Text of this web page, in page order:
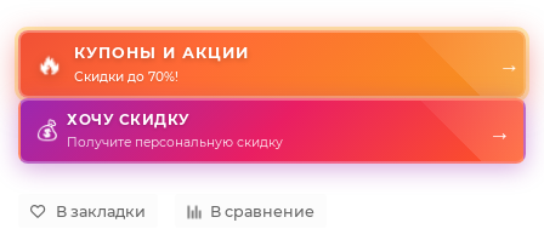
🔥 КУПОНЫ И АКЦИИ
Скидки до 70%!
→
💰 ХОЧУ СКИДКУ
Получите персональную скидку →
В закладки В сравнение